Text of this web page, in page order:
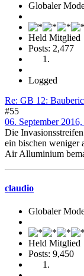
Globaler
Held Mitglied
Posts: 2,477
Logged
Re: GB 12:
#55
06. September
Die
ein bischen weniger
Air Alluminium
claudio
Globaler
Held Mitglied
Posts: 9,450